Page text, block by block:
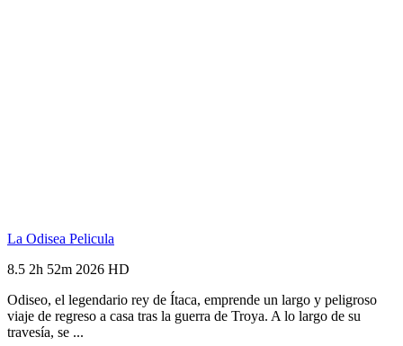
La Odisea Pelicula
8.5 2h 52m 2026 HD
Odiseo, el legendario rey de Ítaca, emprende un largo y peligroso
viaje de regreso a casa tras la guerra de Troya. A lo largo de su
travesía, se ...